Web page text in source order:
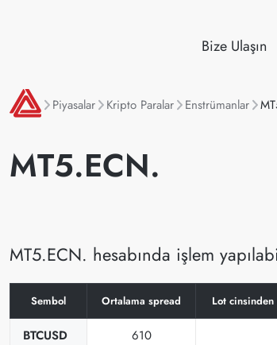
Bize Ulaşın
Piyasalar Kripto Paralar Enstrümanlar
MT5.ECN.
MT5.ECN. hesabında işlem
Sembol Ortalama spread Lot
BTCUSD 610